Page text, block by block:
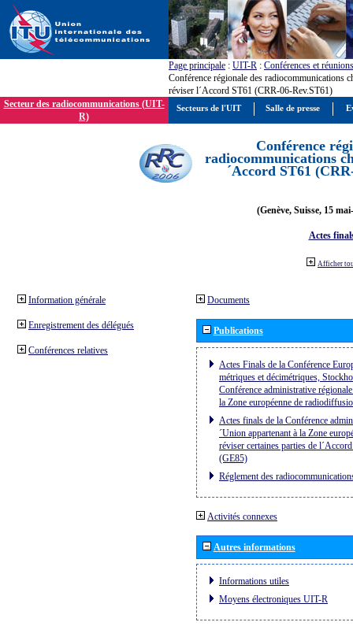
Page principale : UIT-R : Conférences et réunions
Conférence régionale des radiocommunications
réviser l´Accord ST61 (CRR-06-Rev.ST61)
Secteur des radiocommunications (UIT-
R)
Conférence
radiocommunications
´Accord ST61
(Genève, Suisse, 15
Actes
Afficher
Information générale
Enregistrement des délégués
Conférences relatives
Documents
Publications
Actes Finals de la Conférence
métriques et décimétriques,
Conférence administrative
la Zone européenne de
Actes finals de la Conférence
´Union appartenant à la Zone
réviser certaines parties de
(GE85)
Réglement des
Activités connexes
Autres informations
Informations utiles
Moyens électroniques UIT-R
Secteurs de l'UIT Salle de presse